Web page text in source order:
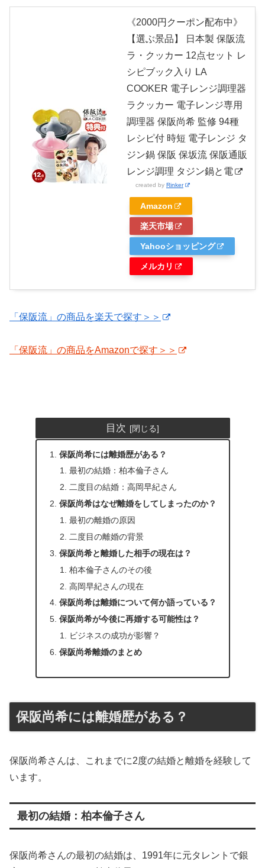
《2000円クーポン配布中》
【選ぶ景品】 日本製 保阪流
ラ・クッカー 12点セット レ
シピブック入り LA
COOKER 電子レンジ調理器
ラクッカー 電子レンジ専用
調理器 保阪尚希 監修 94種
レシピ付 時短 電子レンジ タ
ジン鍋 保阪 保坂流 保阪通販
レンジ調理 タジン鍋と電
created by Rinker
Amazon
楽天市場
Yahooショッピング
メルカリ
「保阪流」の商品を楽天で探す＞＞
「保阪流」の商品をAmazonで探す＞＞
目次
保阪尚希には離婚歴がある？
最初の結婚：柏本倫子さん
二度目の結婚：高岡早紀さん
保阪尚希はなぜ離婚をしてしまったのか？
最初の離婚の原因
二度目の離婚の背景
保阪尚希と離婚した相手の現在は？
柏本倫子さんのその後
高岡早紀さんの現在
保阪尚希は離婚について何か語っている？
保阪尚希が今後に再婚する可能性は？
ビジネスの成功が影響？
保阪尚希離婚のまとめ
保阪尚希には離婚歴がある？
保阪尚希さんは、これまでに2度の結婚と離婚を経験して
います。
最初の結婚：柏本倫子さん
保阪尚希さんの最初の結婚は、1991年に元タレントで銀